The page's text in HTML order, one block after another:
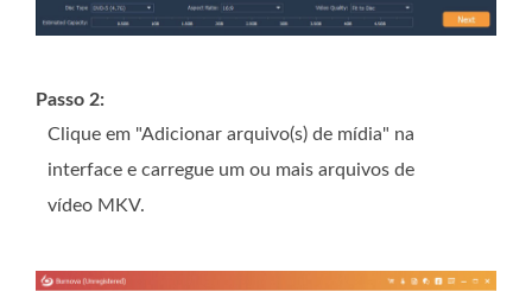
Passo 2:
Clique em "Adicionar arquivo(s) de mídia" na
interface e carregue um ou mais arquivos de
vídeo MKV.